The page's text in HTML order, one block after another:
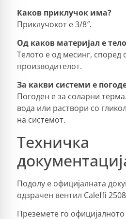
Каков приклучок има?
Приклучокот е 3/8″.
Од каков материјал е
Телото е од месинг, според
производителот.
За какви системи е
Погоден е за соларни
вода или раствори со
на системот.
Техничка
Подолу е официјалната
одзрачен вентил Caleffi
Преземете го